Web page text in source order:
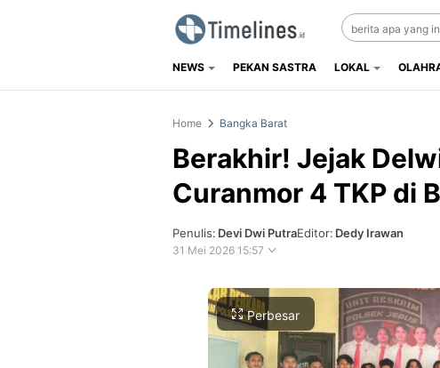
Timelines.id
Media Literasi, Sejarah & Budaya
NEWS PEKAN SASTRA LOKAL
Home Bangka Barat
Berakhir! Jejak
Curanmor 4 TKP di
Penulis: Devi Dwi PutraEditor: Dedy Irawan
31 Mei 2026 15:57
Perbesar